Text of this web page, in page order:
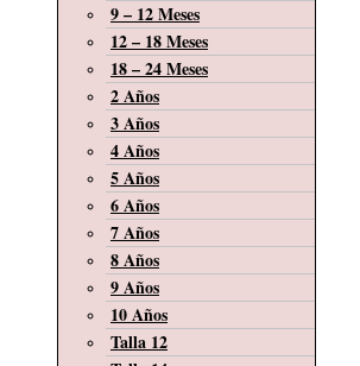
9 – 12 Meses
12 – 18 Meses
18 – 24 Meses
2 Años
3 Años
4 Años
5 Años
6 Años
7 Años
8 Años
9 Años
10 Años
Talla 12